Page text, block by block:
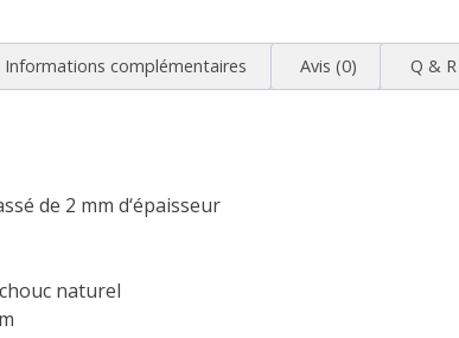
Informations complémentaires Avis (0) Q & R
de 2 mm d‘épaisseur
naturel